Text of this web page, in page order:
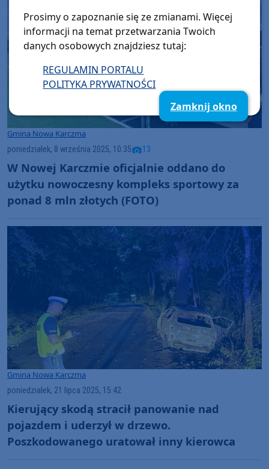
Gmina Nowa Karczma
poniedziałek, 8 września 2025, 10:35 13
W Nowej Karczmie oficjalnie oddano do
użytku nowoczesny kompleks sportowy za
ponad 8 mln złotych (FOTO)
Gmina Nowa Karczma
poniedziałek, 21 lipca 2025, 15:42
Kierujący skodą stracił panowanie nad
pojazdem i uderzył w drzewo.
Poszkodowanego uratował inny kierowca
Prosimy o zapoznanie się ze zmianami. Więcej
informacji na temat przetwarzania Twoich
danych osobowych znajdziesz tutaj:
REGULAMIN PORTALU
POLITYKA PRYWATNOŚCI
Zamknij okno